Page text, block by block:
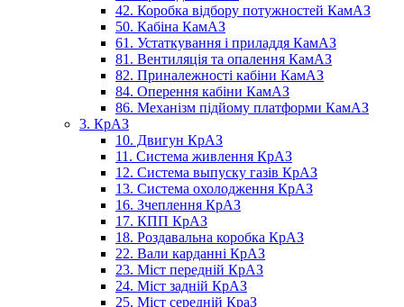
42. Коробка відбору потужностей КамАЗ
50. Кабіна КамАЗ
61. Устаткування і приладдя КамАЗ
81. Вентиляція та опалення КамАЗ
82. Приналежності кабіни КамАЗ
84. Оперення кабіни КамАЗ
86. Механізм підйому платформи КамАЗ
3. КрАЗ
10. Двигун КрАЗ
11. Система живлення КрАЗ
12. Система выпуску газів КрАЗ
13. Система охолодження КрАЗ
16. Зчеплення КрАЗ
17. КПП КрАЗ
18. Роздавальна коробка КрАЗ
22. Вали карданні КрАЗ
23. Міст передній КрАЗ
24. Міст задній КрАЗ
25. Міст середній КраЗ